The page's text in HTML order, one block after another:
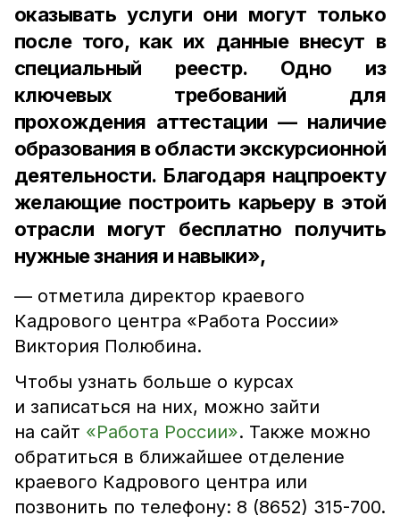
оказывать услуги они могут только
после того, как их данные внесут в
специальный реестр. Одно из
ключевых требований для
прохождения аттестации — наличие
образования в области экскурсионной
деятельности. Благодаря нацпроекту
желающие построить карьеру в этой
отрасли могут бесплатно получить
нужные знания и навыки»,
— отметила директор краевого
Кадрового центра «Работа России»
Виктория Полюбина.
Чтобы узнать больше о курсах
и записаться на них, можно зайти
на сайт «Работа России». Также можно
обратиться в ближайшее отделение
краевого Кадрового центра или
позвонить по телефону: 8 (8652) 315-700.